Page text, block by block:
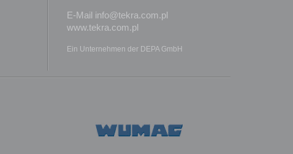
E-Mail info@tekra.com.pl
www.tekra.com.pl
Ein Unternehmen der DEPA GmbH